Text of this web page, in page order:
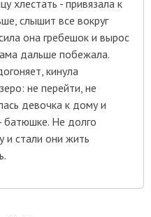
хлестать - привязала к
слышит все вокруг
она гребешок и вырос
дальше побежала.
кинула
не перейти, не
девочка к дому и
батюшке. Не долго
и стали они жить